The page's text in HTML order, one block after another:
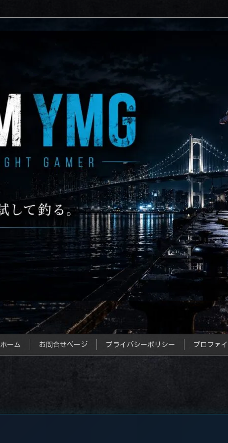
ホーム お問合せページ プライバシーポリシー プロファ